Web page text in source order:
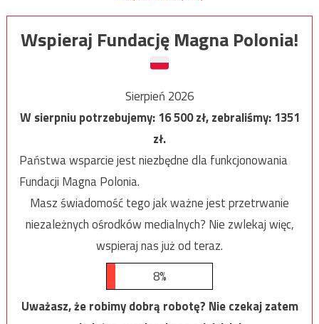
Wspieraj Fundację Magna Polonia!
Sierpień 2026
W sierpniu potrzebujemy:16 500zł, zebraliśmy:1351
zł.
Państwa wsparcie jest niezbędne dla funkcjonowania
Fundacji Magna Polonia.
Masz świadomość tego jak ważne jest przetrwanie
niezależnych ośrodków medialnych? Nie zwlekaj więc,
wspieraj nas już od teraz.
8%
Uważasz, że robimy dobrą robotę? Nie czekaj zatem